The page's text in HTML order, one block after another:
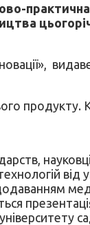
продукту.